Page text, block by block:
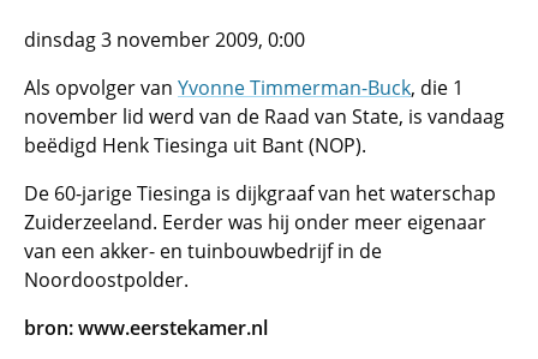
dinsdag 3 november 2009, 0:00
Als opvolger van Yvonne Timmerman-Buck, die 1
november lid werd van de Raad van State, is vandaag
beëdigd Henk Tiesinga uit Bant (NOP).
De 60-jarige Tiesinga is dijkgraaf van het waterschap
Zuiderzeeland. Eerder was hij onder meer eigenaar
van een akker- en tuinbouwbedrijf in de
Noordoostpolder.
bron: www.eerstekamer.nl